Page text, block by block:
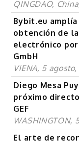
QINGDAO,
Bybit.eu
obtención de
electrónico
GmbH
VIENA, 5
Diego Mesa
próximo
GEF
WASHINGTON,
El arte de